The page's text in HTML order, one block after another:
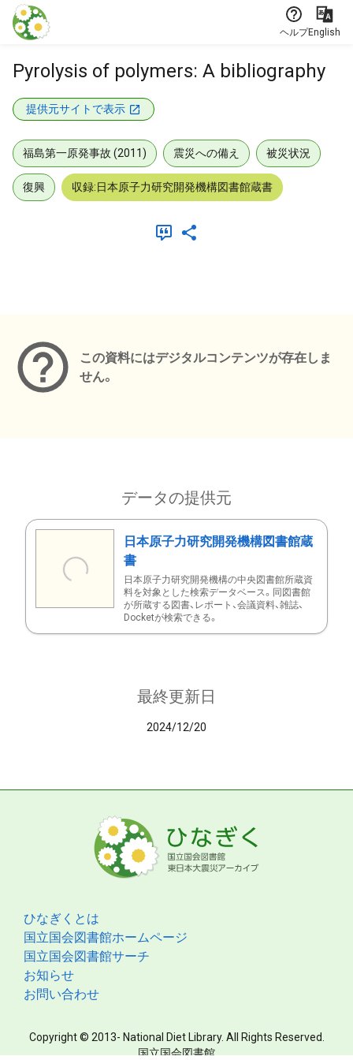
本文に飛ぶ
ヘルプEnglish
Pyrolysis of polymers: A bibliography
提供元サイトで表示
福島第一原発事故 (2011) 震災への備え 被災状況
復興 収録:日本原子力研究開発機構図書館蔵書
この資料にはデジタルコンテンツが存在しま
せん。
データの提供元
日本原子力研究開発機構図書館蔵
書
日本原子力研究開発機構の中央図書館所蔵資
料を対象とした検索データベース。同図書館
が所蔵する図書、レポート、会議資料、雑誌、
Docketが検索できる。
最終更新日
2024/12/20
ひなぎくとは
国立国会図書館ホームページ
国立国会図書館サーチ
お知らせ
お問い合わせ
Copyright © 2013- National Diet Library. All Rights Reserved.